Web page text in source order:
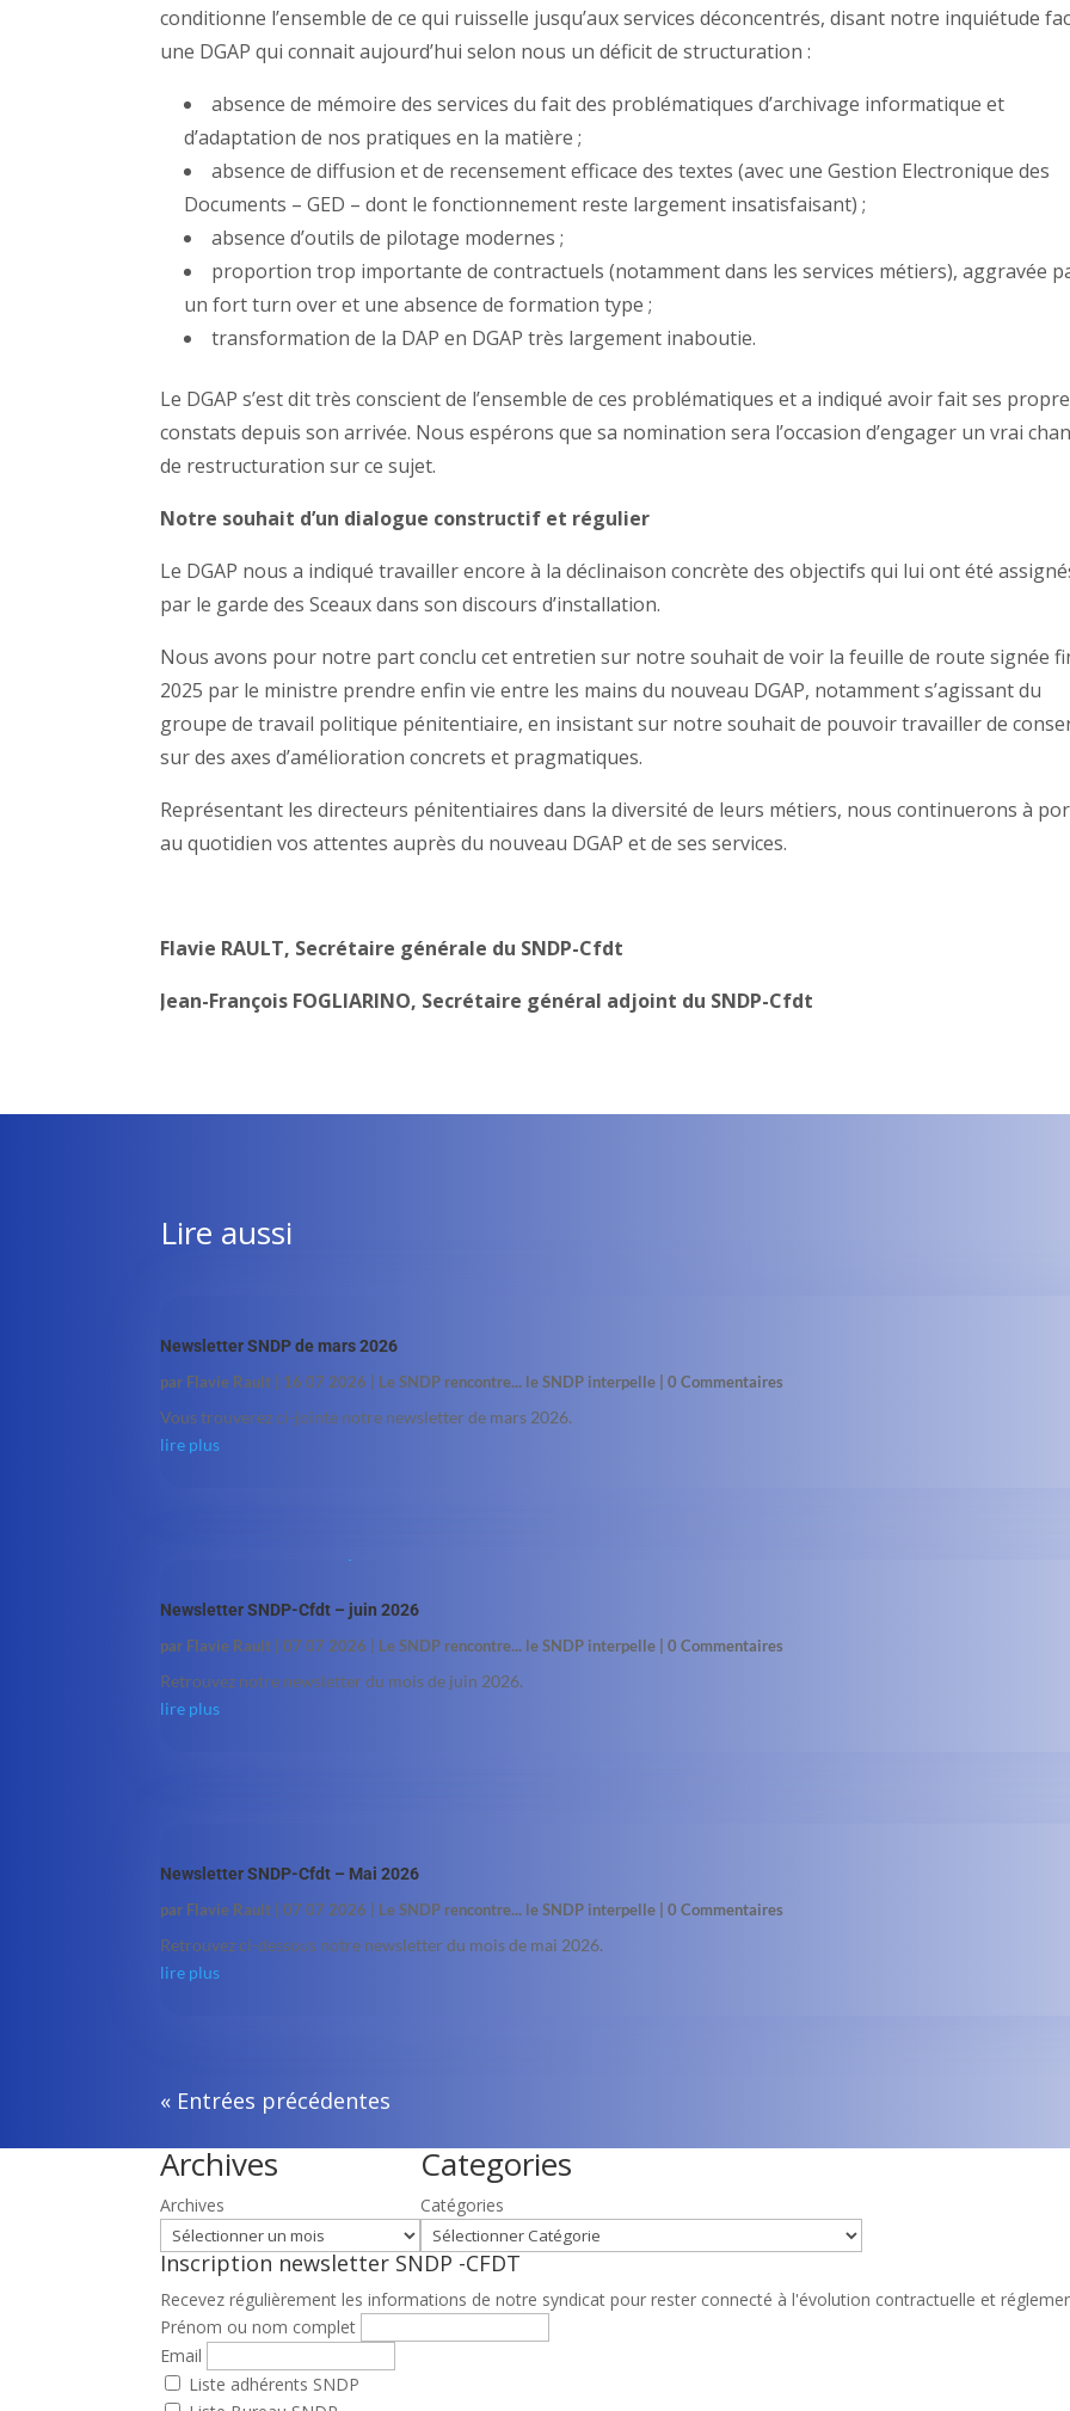
conditionne l’ensemble de ce qui ruisselle jusqu’aux services déconcentrés, disant notre inquiétude
une DGAP qui connait aujourd’hui selon nous un déficit de structuration :
absence de mémoire des services du fait des problématiques d’archivage informatique et
d’adaptation de nos pratiques en la matière ;
absence de diffusion et de recensement efficace des textes (avec une Gestion Electronique des
Documents – GED – dont le fonctionnement reste largement insatisfaisant) ;
absence d’outils de pilotage modernes ;
proportion trop importante de contractuels (notamment dans les services métiers), aggravée
un fort turn over et une absence de formation type ;
transformation de la DAP en DGAP très largement inaboutie.
Le DGAP s’est dit très conscient de l’ensemble de ces problématiques et a indiqué avoir fait ses
constats depuis son arrivée. Nous espérons que sa nomination sera l’occasion d’engager un vrai
de restructuration sur ce sujet.
Notre souhait d’un dialogue constructif et régulier
Le DGAP nous a indiqué travailler encore à la déclinaison concrète des objectifs qui lui ont été
par le garde des Sceaux dans son discours d’installation.
Nous avons pour notre part conclu cet entretien sur notre souhait de voir la feuille de route signée
2025 par le ministre prendre enfin vie entre les mains du nouveau DGAP, notamment s’agissant du
groupe de travail politique pénitentiaire, en insistant sur notre souhait de pouvoir travailler de
sur des axes d’amélioration concrets et pragmatiques.
Représentant les directeurs pénitentiaires dans la diversité de leurs métiers, nous continuerons à
au quotidien vos attentes auprès du nouveau DGAP et de ses services.
Flavie RAULT, Secrétaire générale du SNDP-Cfdt
Jean-François FOGLIARINO, Secrétaire général adjoint du SNDP-Cfdt
Lire aussi
Newsletter SNDP de mars 2026
par Flavie Rault 16 07 2026 Le SNDP rencontre... le SNDP interpelle | 0 Commentaires
Vous trouverez ci-jointe notre newsletter de mars 2026.
lire plus
Newsletter SNDP-Cfdt – juin 2026
par Flavie Rault |07 07 2026 Le SNDP rencontre... le SNDP interpelle | 0 Commentaires
Retrouvez notre newsletter du mois de juin 2026.
lire plus
Newsletter SNDP-Cfdt – Mai 2026
par Flavie Rault |07 07 2026 Le SNDP rencontre... le SNDP interpelle | 0 Commentaires
Retrouvez ci-dessous notre newsletter du mois de mai 2026.
lire plus
« Entrées précédentes
Archives
Archives
Categories
Catégories
Inscription newsletter SNDP -CFDT
Recevez régulièrement les informations de notre syndicat pour rester connecté à l'évolution contractuelle et
Prénom ou nom complet
Email
Liste adhérents SNDP